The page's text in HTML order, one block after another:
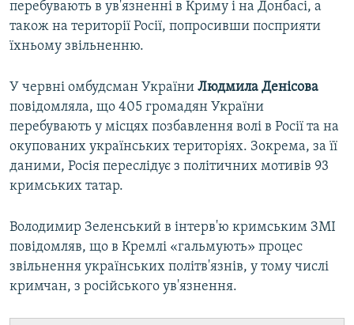
перебувають в ув'язненні в Криму і на Донбасі, а
також на території Росії, попросивши посприяти
їхньому звільненню.
У червні омбудсман України Людмила Денісова
повідомляла, що 405 громадян України
перебувають у місцях позбавлення волі в Росії та на
окупованих українських територіях. Зокрема, за її
даними, Росія переслідує з політичних мотивів 93
кримських татар.
Володимир Зеленський в інтерв'ю кримським ЗМІ
повідомляв, що в Кремлі «гальмують» процес
звільнення українських політв'язнів, у тому числі
кримчан, з російського ув'язнення.